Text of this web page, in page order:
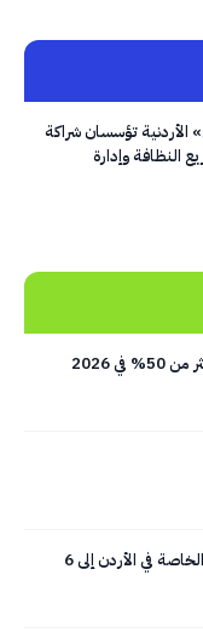
الأردنية تؤسسان شراكة
النظافة وإدارة
2026
مقترح حكومي يصنف المدارس الخاصة في الأردن إلى 6